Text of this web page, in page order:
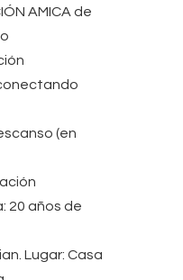
AMICA de
(en
20 años de
Lugar: Casa